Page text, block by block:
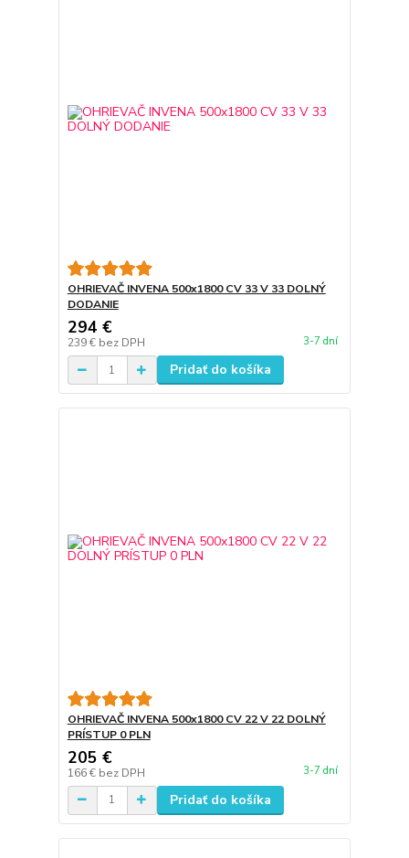
OHRIEVAČ INVENA 500x1800 CV 33 V 33 DOLNÝ
DODANIE
294 €
239 € bez DPH 3-7 dní
Pridať do košíka
OHRIEVAČ INVENA 500x1800 CV 22 V 22 DOLNÝ
PRÍSTUP 0 PLN
205 €
166 € bez DPH 3-7 dní
Pridať do košíka